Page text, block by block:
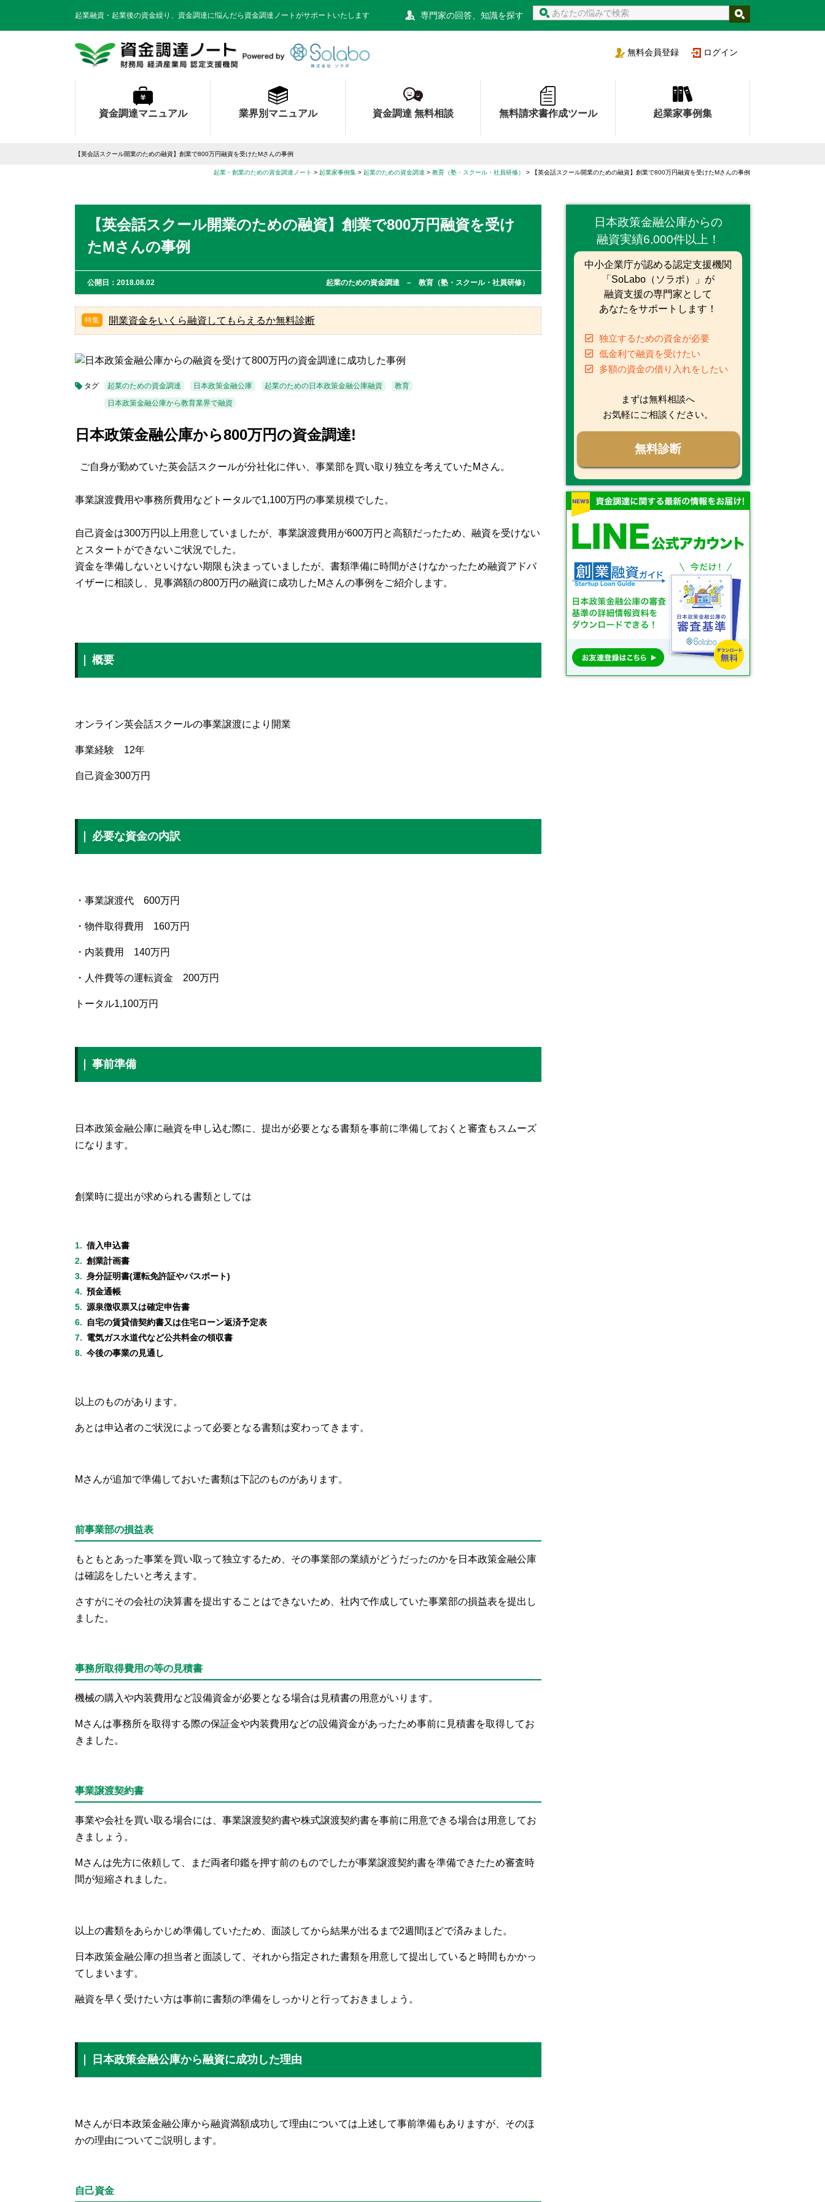
起業融資・起業後の資金繰り、資金調達に悩んだら資金調達ノートがサポートいたします 専門家の回答、知識を探す
ログイン
無料会員登録
資金調達マニュアル 業界別マニュアル 資金調達 無料相談 無料請求書作成ツール 起業家事例集
【英会話スクール開業のための融資】創業で800万円融資を受けたMさんの事例
起業・創業のための資金調達ノート 起業家事例集 起業のための資金調達 教育（塾・スクール・社員研修） 【英会話スクール開業のための融資】創業で800万円融資を受けたMさんの事例
【英会話スクール開業のための融資】創業で800万円融資を受け
たMさんの事例
公開日：2018.08.02 起業のための資金調達 – 教育（塾・スクール・社員研修）
開業資金をいくら融資してもらえるか無料診断
タグ 起業のための資金調達 日本政策金融公庫 起業のための日本政策金融公庫融資
教育
日本政策金融公庫から教育業界で融資
日本政策金融公庫から800万円の資金調達!
ご自身が勤めていた英会話スクールが分社化に伴い、事業部を買い取り独立を考えていたMさん。
事業譲渡費用や事務所費用などトータルで1,100万円の事業規模でした。
自己資金は300万円以上用意していましたが、事業譲渡費用が600万円と高額だったため、融資を受けない
とスタートができないご状況でした。
資金を準備しないといけない期限も決まっていましたが、書類準備に時間がさけなかったため融資アドバ
イザーに相談し、見事満額の800万円の融資に成功したMさんの事例をご紹介します。
概要
オンライン英会話スクールの事業譲渡により開業
事業経験 12年
自己資金300万円
必要な資金の内訳
・事業譲渡代 600万円
・物件取得費用 160万円
・内装費用 140万円
・人件費等の運転資金 200万円
トータル1,100万円
事前準備
日本政策金融公庫に融資を申し込む際に、提出が必要となる書類を事前に準備しておくと審査もスムーズ
になります。
創業時に提出が求められる書類としては
借入申込書
創業計画書
身分証明書(運転免許証やパスポート)
預金通帳
源泉徴収票又は確定申告書
自宅の賃貸借契約書又は住宅ローン返済予定表
電気ガス水道代など公共料金の領収書
今後の事業の見通し
以上のものがあります。
あとは申込者のご状況によって必要となる書類は変わってきます。
Mさんが追加で準備しておいた書類は下記のものがあります。
前事業部の損益表
もともとあった事業を買い取って独立するため、その事業部の業績がどうだったのかを日本政策金融公庫
は確認をしたいと考えます。
さすがにその会社の決算書を提出することはできないため、社内で作成していた事業部の損益表を提出し
ました。
事務所取得費用の等の見積書
機械の購入や内装費用など設備資金が必要となる場合は見積書の用意がいります。
Mさんは事務所を取得する際の保証金や内装費用などの設備資金があったため事前に見積書を取得してお
きました。
事業譲渡契約書
事業や会社を買い取る場合には、事業譲渡契約書や株式譲渡契約書を事前に用意できる場合は用意してお
きましょう。
Mさんは先方に依頼して、まだ両者印鑑を押す前のものでしたが事業譲渡契約書を準備できたため審査時
間が短縮されました。
以上の書類をあらかじめ準備していたため、面談してから結果が出るまで2週間ほどで済みました。
日本政策金融公庫の担当者と面談して、それから指定された書類を用意して提出していると時間もかかっ
てしまいます。
融資を早く受けたい方は事前に書類の準備をしっかりと行っておきましょう。
日本政策金融公庫から融資に成功した理由
Mさんが日本政策金融公庫から融資満額成功して理由については上述して事前準備もありますが、そのほ
かの理由についてご説明します。
自己資金
日本政策金融公庫からの
融資実績6,000件以上！
中小企業庁が認める認定支援機関
「SoLabo（ソラボ）」が
融資支援の専門家として
あなたをサポートします！
独立するための資金が必要
低金利で融資を受けたい
多額の資金の借り入れをしたい
まずは無料相談へ
お気軽にご相談ください。
無料診断